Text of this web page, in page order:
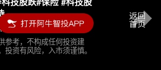
参考，不构成任何投资建
投资有风险，入市须谨慎。